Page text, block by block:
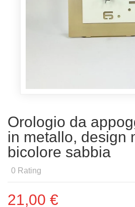
Orologio da
in metallo, design
bicolore sabbia
0 Rating
21,00 €